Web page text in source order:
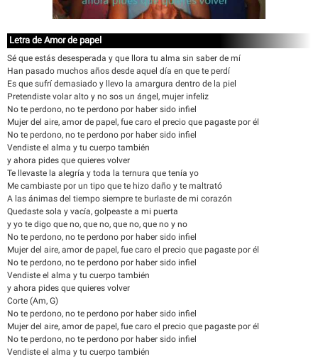
Letra de Amor de papel
Sé que estás desesperada y que llora tu alma sin saber de mí
Han pasado muchos años desde aquel día en que te perdí
Es que sufrí demasiado y llevo la amargura dentro de la piel
Pretendiste volar alto y no sos un ángel, mujer infeliz
No te perdono, no te perdono por haber sido infiel
Mujer del aire, amor de papel, fue caro el precio que pagaste por él
No te perdono, no te perdono por haber sido infiel
Vendiste el alma y tu cuerpo también
y ahora pides que quieres volver
Te llevaste la alegría y toda la ternura que tenía yo
Me cambiaste por un tipo que te hizo daño y te maltrató
A las ánimas del tiempo siempre te burlaste de mi corazón
Quedaste sola y vacía, golpeaste a mi puerta
y yo te digo que no, que no, que no, que no y no
No te perdono, no te perdono por haber sido infiel
Mujer del aire, amor de papel, fue caro el precio que pagaste por él
No te perdono, no te perdono por haber sido infiel
Vendiste el alma y tu cuerpo también
y ahora pides que quieres volver
Corte (Am, G)
No te perdono, no te perdono por haber sido infiel
Mujer del aire, amor de papel, fue caro el precio que pagaste por él
No te perdono, no te perdono por haber sido infiel
Vendiste el alma y tu cuerpo también